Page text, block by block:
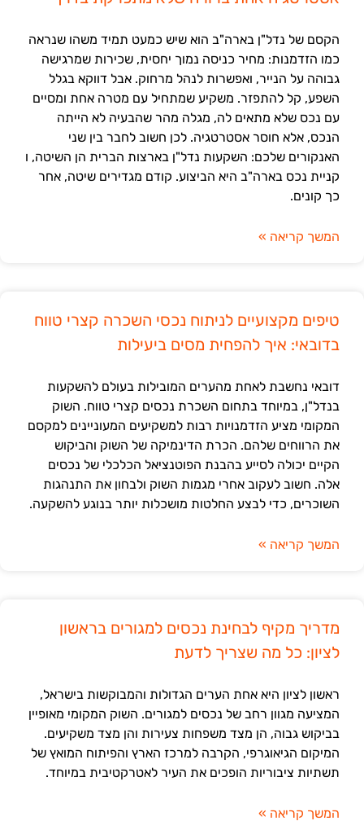
הקסם של נדל"ן בארה"ב הוא שיש כמעט תמיד משהו שנראה
כמו הזדמנות: מחיר כניסה נמוך יחסית, שכירות שמרגישה
גבוהה על הנייר, ואפשרות לנהל מרחוק. אבל דווקא בגלל
השפע, קל להתפזר. משקיע שמתחיל עם מטרה אחת ומסיים
עם נכס שלא מתאים לה, מגלה מהר שהבעיה לא הייתה
הנכס, אלא חוסר אסטרטגיה. לכן חשוב לחבר בין שני
האנקורים שלכם: השקעות נדל"ן בארצות הברית הן השיטה, ו
קניית נכס בארה"ב היא הביצוע. קודם מגדירים שיטה, אחר
כך קונים.
המשך קריאה »
טיפים מקצועיים לניתוח נכסי השכרה קצרי טווח
בדובאי: איך להפחית מסים ביעילות
דובאי נחשבת לאחת מהערים המובילות בעולם להשקעות
בנדל"ן, במיוחד בתחום השכרת נכסים קצרי טווח. השוק
המקומי מציע הזדמנויות רבות למשקיעים המעוניינים למקסם
את הרווחים שלהם. הכרת הדינמיקה של השוק והביקוש
הקיים יכולה לסייע בהבנת הפוטנציאל הכלכלי של נכסים
אלה. חשוב לעקוב אחרי מגמות השוק ולבחון את התנהגות
השוכרים, כדי לבצע החלטות מושכלות יותר בנוגע להשקעה.
המשך קריאה »
מדריך מקיף לבחינת נכסים למגורים בראשון
לציון: כל מה שצריך לדעת
ראשון לציון היא אחת הערים הגדולות והמבוקשות בישראל,
המציעה מגוון רחב של נכסים למגורים. השוק המקומי מאופיין
בביקוש גבוה, הן מצד משפחות צעירות והן מצד משקיעים.
המיקום הגיאוגרפי, הקרבה למרכז הארץ והפיתוח המואץ של
תשתיות ציבוריות הופכים את העיר לאטרקטיבית במיוחד.
המשך קריאה »